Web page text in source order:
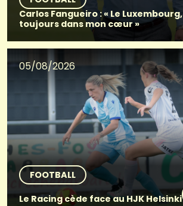
Carlos Fangueiro : « Le Luxembourg,
toujours dans mon cœur »
05/08/2026
FOOTBALL
Le Racing cède face au HJK Helsinki